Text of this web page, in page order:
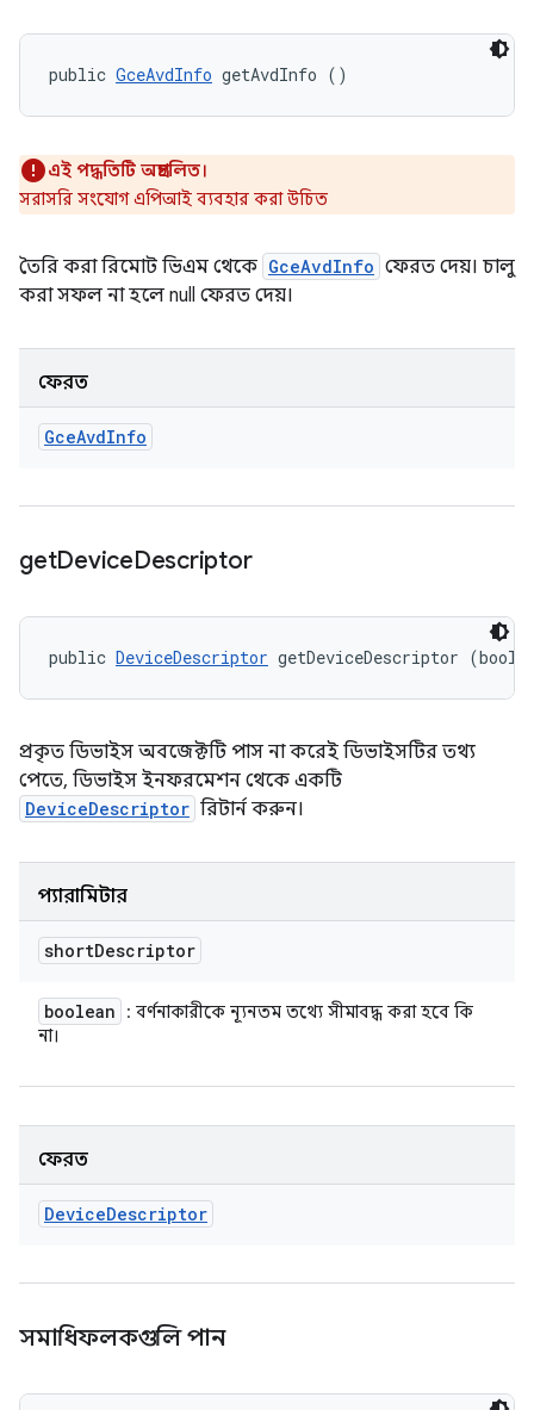
public GceAvdInfo getAvdInfo ()
এই পদ্ধতিটি অপ্রচলিত।
সরাসরি সংযোগ এপিআই ব্যবহার করা উচিত
তৈরি করা রিমোট ভিএম থেকে GceAvdInfo ফেরত দেয়। চালু
করা সফল না হলে null ফেরত দেয়।
ফেরত
GceAvdInfo
getDeviceDescriptor
public DeviceDescriptor getDeviceDescriptor
প্রকৃত ডিভাইস অবজেক্টটি পাস না করেই ডিভাইসটির তথ্য
পেতে, ডিভাইস ইনফরমেশন থেকে একটি
DeviceDescriptor রিটার্ন করুন।
প্যারামিটার
shortDescriptor
boolean
: বর্ণনাকারীকে ন্যূনতম তথ্যে সীমাবদ্ধ করা হবে কি
না।
ফেরত
DeviceDescriptor
সমাধিফলকগুলি পান